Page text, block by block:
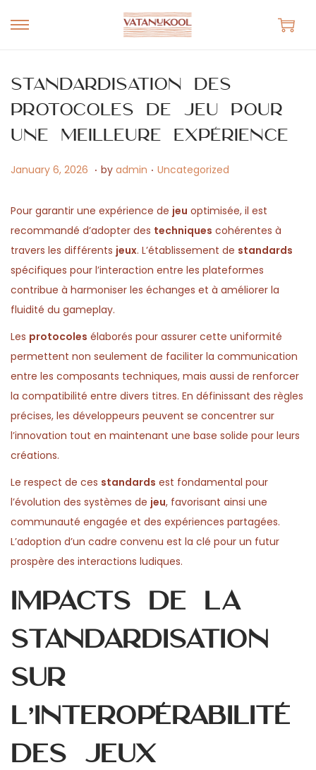
S
p
t
o
a
i
g
a
t
i
S
p
t
o
o
t
e
n
t
Standardisation des
protocoles de jeu pour
une meilleure expérience
P
s
t
e
d
o
n
January 6, 2026 J
n
e
1
7
,
2
. by admin . P
s
t
e
d
i
Uncategorized
Pour garantir une expérience de jeu optimisée, il est
recommandé d’adopter des techniques cohérentes à
travers les différents jeux. L’établissement de standards
spécifiques pour l’interaction entre les plateformes
contribue à harmoniser les échanges et à améliorer la
fluidité du gameplay.
Les protocoles élaborés pour assurer cette uniformité
permettent non seulement de faciliter la communication
entre les composants techniques, mais aussi de renforcer
la compatibilité entre divers titres. En définissant des règles
précises, les développeurs peuvent se concentrer sur
l’innovation tout en maintenant une base solide pour leurs
créations.
Le respect de ces standards est fondamental pour
l’évolution des systèmes de jeu, favorisant ainsi une
communauté engagée et des expériences partagées.
L’adoption d’un cadre convenu est la clé pour un futur
prospère des interactions ludiques.
Impacts de la
standardisation
sur
l’interopérabilité
des jeux